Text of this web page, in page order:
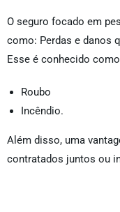
O seguro focado em
como: Perdas e danos
Esse é conhecido
Roubo
Incêndio.
Além disso, uma
contratados juntos ou